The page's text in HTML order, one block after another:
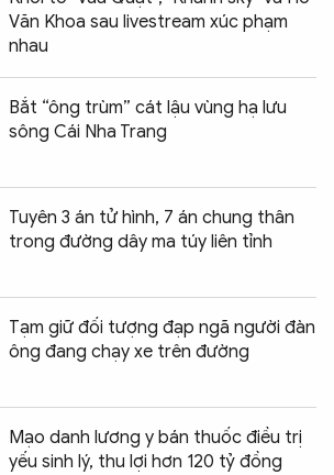
Văn Khoa sau livestream xúc phạm
nhau
Bắt “ông trùm” cát lậu vùng hạ lưu
sông Cái Nha Trang
Tuyên 3 án tử hình, 7 án chung thân
trong đường dây ma túy liên tỉnh
Tạm giữ đối tượng đạp ngã người đàn
ông đang chạy xe trên đường
Mạo danh lương y bán thuốc điều trị
yếu sinh lý, thu lợi hơn 120 tỷ đồng